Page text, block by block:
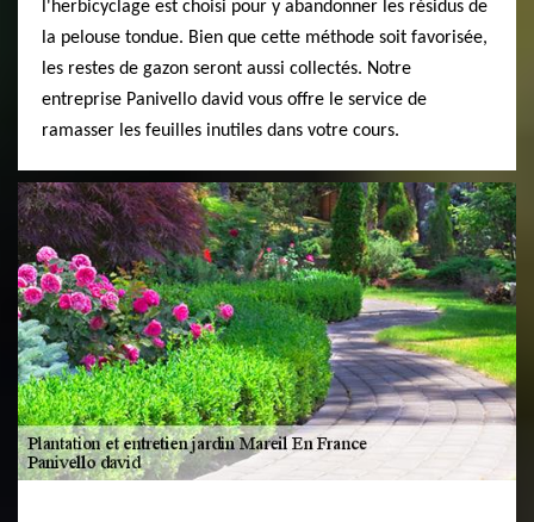
l'herbicyclage est choisi pour y abandonner les résidus de
la pelouse tondue. Bien que cette méthode soit favorisée,
les restes de gazon seront aussi collectés. Notre
entreprise Panivello david vous offre le service de
ramasser les feuilles inutiles dans votre cours.